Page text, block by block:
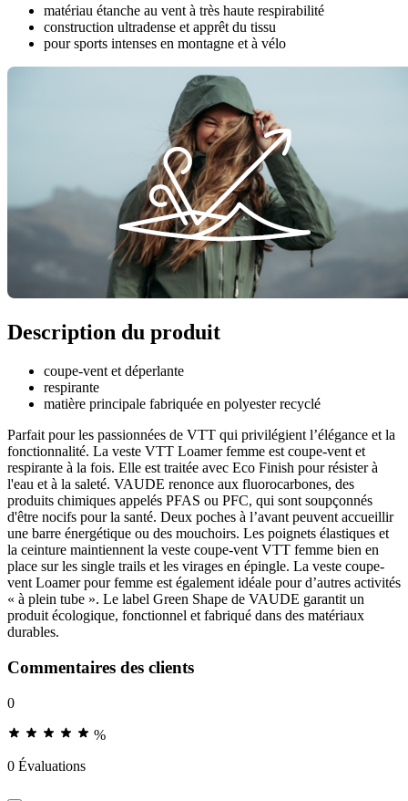
matériau étanche au vent à très haute respirabilité
construction ultradense et apprêt du tissu
pour sports intenses en montagne et à vélo
Description du produit
coupe-vent et déperlante
respirante
matière principale fabriquée en polyester recyclé
Parfait pour les passionnées de VTT qui privilégient l’élégance et la
fonctionnalité. La veste VTT Loamer femme est coupe-vent et
respirante à la fois. Elle est traitée avec Eco Finish pour résister à
l'eau et à la saleté. VAUDE renonce aux fluorocarbones, des
produits chimiques appelés PFAS ou PFC, qui sont soupçonnés
d'être nocifs pour la santé. Deux poches à l’avant peuvent accueillir
une barre énergétique ou des mouchoirs. Les poignets élastiques et
la ceinture maintiennent la veste coupe-vent VTT femme bien en
place sur les single trails et les virages en épingle. La veste coupe-
vent Loamer pour femme est également idéale pour d’autres activités
« à plein tube ». Le label Green Shape de VAUDE garantit un
produit écologique, fonctionnel et fabriqué dans des matériaux
durables.
Commentaires des clients
0
%
0 Évaluations